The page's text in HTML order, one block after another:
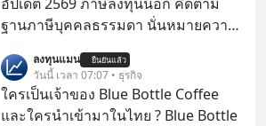
จริง ๆ ลงทุนแมนจะเล่าให้ฟัง
ฐานภาษีบุคคลธรรมดา นั่นหมายความ
ลงทุนแมน ยืนยันแล้ว
วันนี้ เวลา 07:07 • ธุรกิจ
ใครเป็นเจ้าของ Blue Bottle Coffee
และใครนำเข้ามาในไทย ? Blue Bottle